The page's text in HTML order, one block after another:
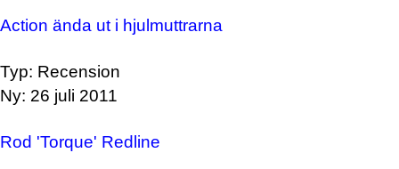
Action ända ut i hjulmuttrarna
Typ: Recension
Ny: 26 juli 2011
Rod 'Torque' Redline